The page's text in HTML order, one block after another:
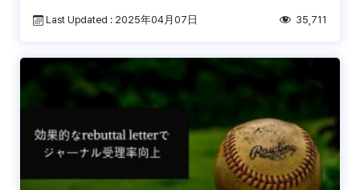
はっき […]
Last Updated : 2025年04月07日 35,711